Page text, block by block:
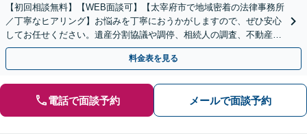
【初回相談無料】【WEB面談可】【太宰府市で地域密着の法律事務所
／丁寧なヒアリング】お悩みを丁寧におうかがしますので、ぜひ安心
してお任せください。遺産分割協議や調停、相続人の調査、不動産相
続、使い込み・寄与分など、幅広く対応
料金表を見る
電話で面談予約 メールで面談予約